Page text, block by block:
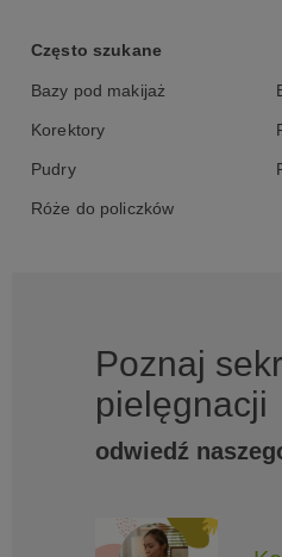
Często szukane
Bazy pod makijaż
Korektory
Pudry
Róże do policzków
Poznaj
pielęgnacji
odwiedź